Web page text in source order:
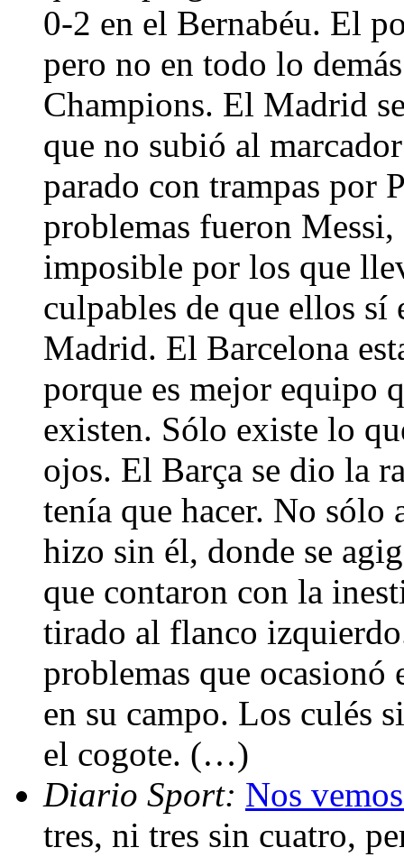
0-2 en el Bernabéu. El
pero no en todo lo
Champions. El Madrid
que no subió al
parado con trampas por
problemas fueron
imposible por los que
culpables de que ellos sí
Madrid. El Barcelona
porque es mejor equipo
existen. Sólo existe lo
ojos. El Barça se dio la
tenía que hacer. No sólo
hizo sin él, donde se
que contaron con la
tirado al flanco
problemas que
en su campo. Los culés
el cogote. (…)
Diario Sport: Nos
tres, ni tres sin cuatro,